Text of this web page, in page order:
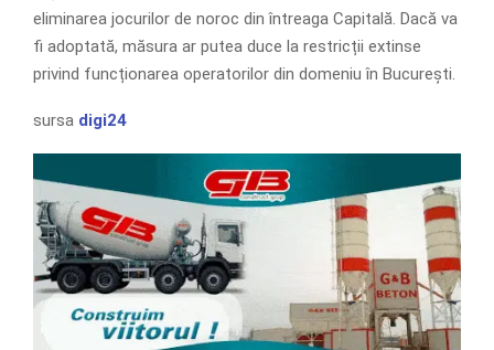
eliminarea jocurilor de noroc din întreaga Capitală. Dacă va
fi adoptată, măsura ar putea duce la restricții extinse
privind funcționarea operatorilor din domeniu în București.
sursa digi24